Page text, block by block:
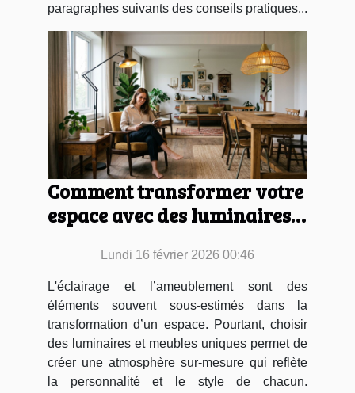
paragraphes suivants des conseils pratiques...
Comment transformer votre
espace avec des luminaires
Lundi 16 février 2026 00:46
L'éclairage et l’ameublement sont des
éléments souvent sous-estimés dans la
transformation d’un espace. Pourtant, choisir
des luminaires et meubles uniques permet de
créer une atmosphère sur-mesure qui reflète
la personnalité et le style de chacun.